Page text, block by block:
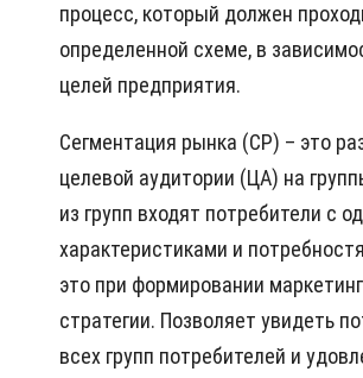
процесс, который должен
определенной схеме, в
целей предприятия.
Сегментация рынка (СР) – это
целевой аудитории (ЦА) на
из групп входят потребители с
характеристиками и
это при формировании
стратегии. Позволяет увидеть
всех групп потребителей и